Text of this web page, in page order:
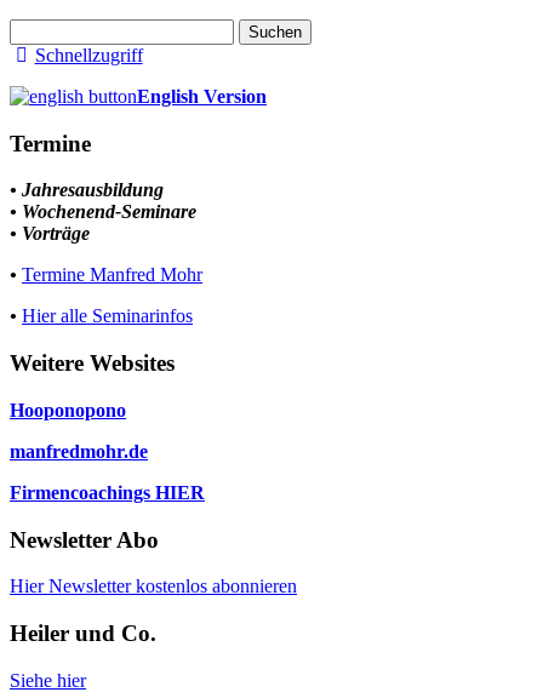
nach:Schnellzugriff
English Version
Termine
• Jahresausbildung
• Wochenend-Seminare
• Vorträge
• Termine Manfred Mohr
• Hier alle Seminarinfos
Weitere Websites
Hooponopono
manfredmohr.de
Firmencoachings HIER
Newsletter Abo
Hier Newsletter kostenlos abonnieren
Heiler und Co.
Siehe hier